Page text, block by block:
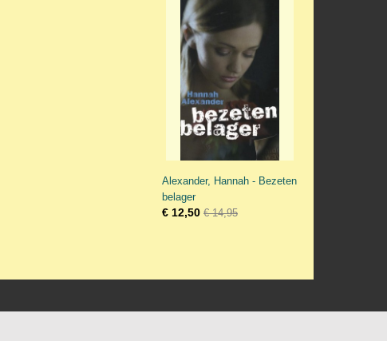
Alexander, Hannah - Bezeten
belager
€ 12,50 € 14,95